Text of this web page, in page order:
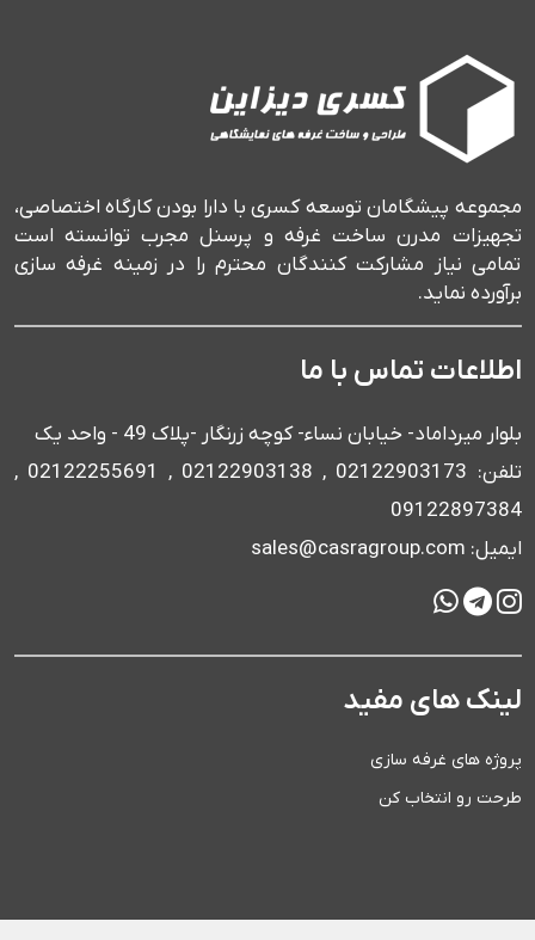
مجموعه پیشگامان توسعه کسری با دارا بودن کارگاه اختصاصی،
تجهیزات مدرن ساخت غرفه و پرسنل مجرب توانسته است
تمامی نیاز مشارکت کنندگان محترم را در زمینه غرفه سازی
برآورده نماید.
اطلاعات تماس با ما
بلوار میرداماد- خیابان نساء- کوچه زرنگار -پلاک 49 - واحد یک
تلفن: 02122903173 , 02122903138 , 02122255691 ,
09122897384
ایمیل: sales@casragroup.com
لینک های مفید
پروژه های غرفه سازی
طرحت رو انتخاب کن